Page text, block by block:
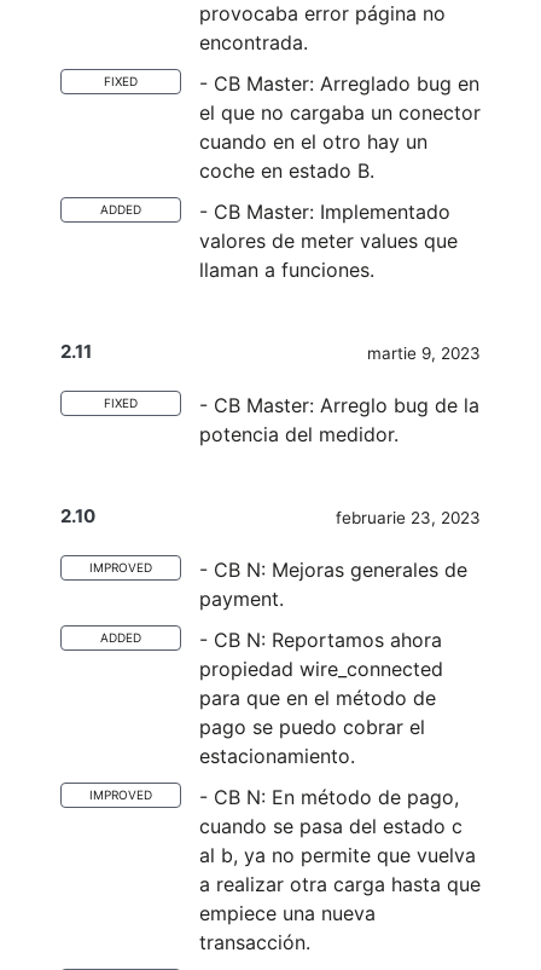
provocaba error página no
encontrada.
FIXED
- CB Master: Arreglado bug en
el que no cargaba un conector
cuando en el otro hay un
coche en estado B.
ADDED
- CB Master: Implementado
valores de meter values que
llaman a funciones.
2.11 martie 9, 2023
FIXED
- CB Master: Arreglo bug de la
potencia del medidor.
2.10 februarie 23, 2023
IMPROVED
- CB N: Mejoras generales de
payment.
ADDED
- CB N: Reportamos ahora
propiedad wire_connected
para que en el método de
pago se puedo cobrar el
estacionamiento.
IMPROVED
- CB N: En método de pago,
cuando se pasa del estado c
al b, ya no permite que vuelva
a realizar otra carga hasta que
empiece una nueva
transacción.